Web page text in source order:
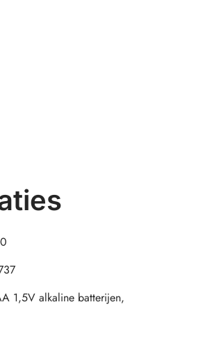
1,5V alkaline batterijen,